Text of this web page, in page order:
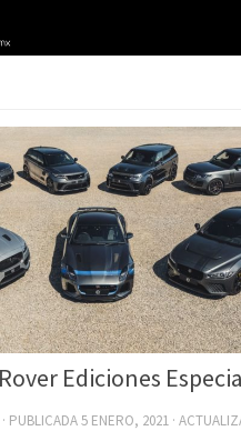
Ediciones
· PUBLICADA5 ENERO, 2021 ·